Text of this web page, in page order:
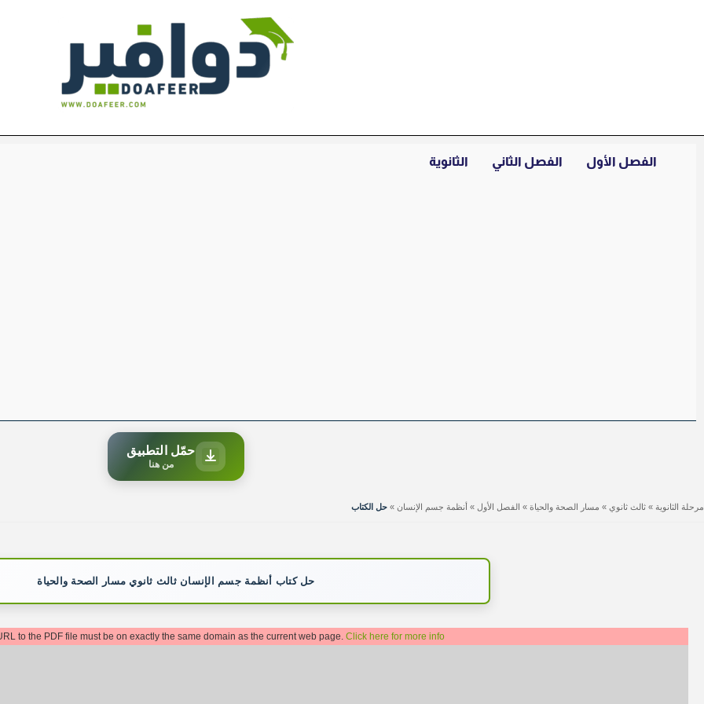
الفصل الأول الفصل الثاني الثانوية
حمّل التطبيق
من هنا
مرحلة الثانوية » ثالث ثانوي » مسار الصحة والحياة » الفصل الأول » أنظمة جسم الإنسان » حل الكتاب
حل كتاب أنظمة جسم الإنسان ثالث ثانوي مسار الصحة والحياة
to the PDF file must be on exactly the same domain as the current web page. Click here for more info